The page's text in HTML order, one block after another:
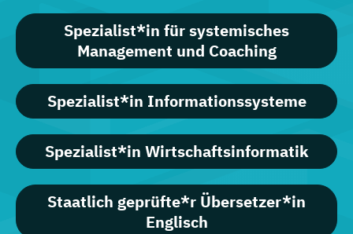
Spezialist*in für systemisches
Management und Coaching
Spezialist*in Informationssysteme
Spezialist*in Wirtschaftsinformatik
Staatlich geprüfte*r Übersetzer*in
Englisch